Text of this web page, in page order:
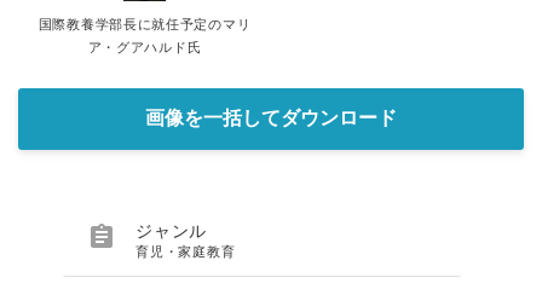
国際教養学部長に就任予定のマリ
ア・グアハルド氏
画像を一括してダウンロード
 ジャンル
育児・家庭教育